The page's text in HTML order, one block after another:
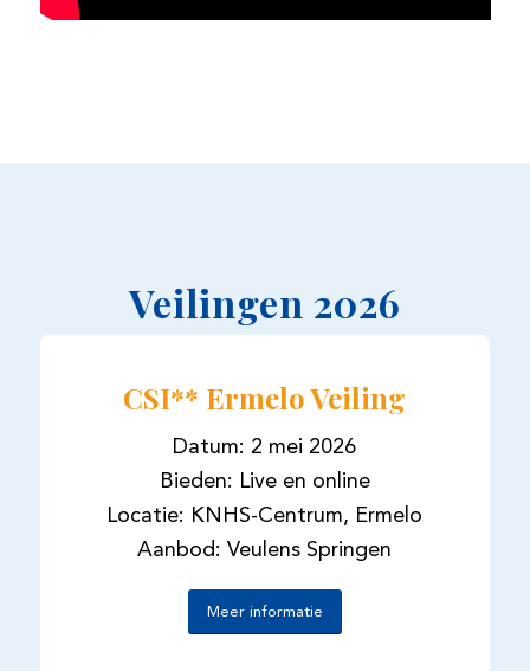
Veilingen 2026
CSI** Ermelo Veiling
Datum: 2 mei 2026
Bieden: Live en online
Locatie: KNHS-Centrum, Ermelo
Aanbod: Veulens Springen
Meer informatie